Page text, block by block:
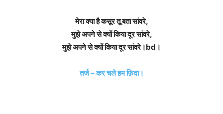
मेरा क्या है कसूर तू बता सांवरे,
मुझे अपने से क्यों किया दूर सांवरे,
मुझे अपने से क्यों किया दूर सांवरे।bd।
तर्ज – कर चले हम फ़िदा।